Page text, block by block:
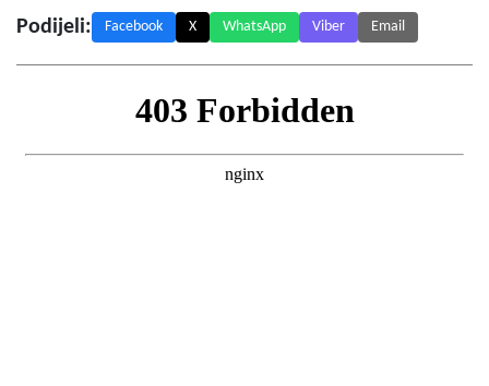
Podijeli: Facebook X WhatsApp Viber Email